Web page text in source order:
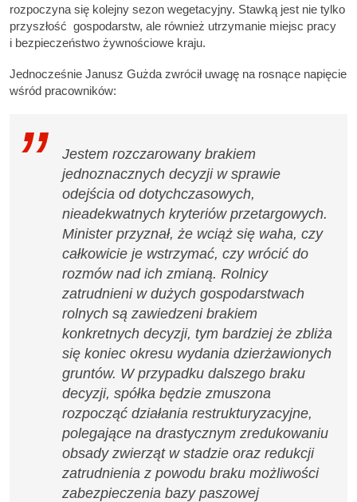
rozpoczyna się kolejny sezon wegetacyjny. Stawką jest nie tylko
przyszłość gospodarstw, ale również utrzymanie miejsc pracy
i bezpieczeństwo żywnościowe kraju.
Jednocześnie Janusz Gużda zwrócił uwagę na rosnące napięcie
wśród pracowników:
Jestem rozczarowany brakiem
jednoznacznych decyzji w sprawie
odejścia od dotychczasowych,
nieadekwatnych kryteriów przetargowych.
Minister przyznał, że wciąż się waha, czy
całkowicie je wstrzymać, czy wrócić do
rozmów nad ich zmianą. Rolnicy
zatrudnieni w dużych gospodarstwach
rolnych są zawiedzeni brakiem
konkretnych decyzji, tym bardziej że zbliża
się koniec okresu wydania dzierżawionych
gruntów. W przypadku dalszego braku
decyzji, spółka będzie zmuszona
rozpocząć działania restrukturyzacyjne,
polegające na drastycznym zredukowaniu
obsady zwierząt w stadzie oraz redukcji
zatrudnienia z powodu braku możliwości
zabezpieczenia bazy paszowej